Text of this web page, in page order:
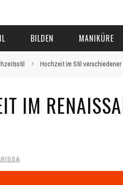
BILDEN MANIKÜRE
› Hochzeit im Stil verschiedener
IM